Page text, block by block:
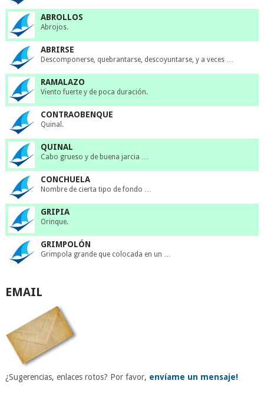
ABROLLOS
Abrojos.
ABRIRSE
Descomponerse, quebrantarse, descoyuntarse, y a veces …
RAMALAZO
Viento fuerte y de poca duración.
CONTRAOBENQUE
Quinal.
QUINAL
Cabo grueso y de buena jarcia …
CONCHUELA
Nombre de cierta tipo de fondo …
GRIPIA
Orinque.
GRIMPOLÓN
Grimpola grande que colocada en un …
EMAIL
¿Sugerencias, enlaces rotos? Por favor, envíame un mensaje!